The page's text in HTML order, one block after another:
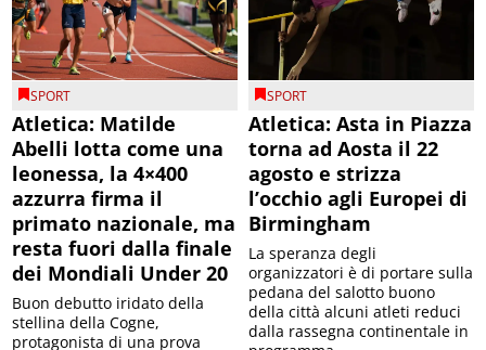
SPORT
Atletica: Matilde
Abelli lotta come una
leonessa, la 4×400
azzurra firma il
primato nazionale, ma
resta fuori dalla finale
dei Mondiali Under 20
Buon debutto iridato della
stellina della Cogne,
protagonista di una prova
SPORT
Atletica: Asta in Piazza
torna ad Aosta il 22
agosto e strizza
l’occhio agli Europei di
Birmingham
La speranza degli
organizzatori è di portare sulla
pedana del salotto buono
della città alcuni atleti reduci
dalla rassegna continentale in